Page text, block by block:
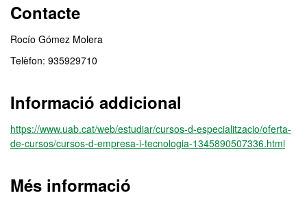
Contacte
Rocío Gómez Molera
Telèfon: 935929710
Informació addicional
https://www.uab.cat/web/estudiar/cursos-d-especialitzacio/oferta-
de-cursos/cursos-d-empresa-i-tecnologia-1345890507336.html
Més informació